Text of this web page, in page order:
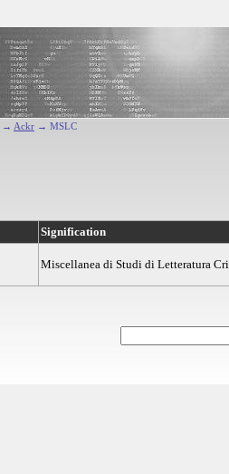
→ Ackr → MSLC
Signification
Miscellanea di Studi di Letteratura